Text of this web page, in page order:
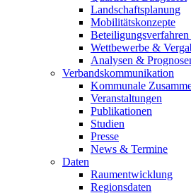
Landschaftsplanung
Mobilitätskonzepte
Wettbewerbe &
Analysen &
Verbandskommunikation
Kommunale
Veranstaltungen
Publikationen
Studien
Presse
News & Termine
Daten
Raumentwicklung
Regionsdaten